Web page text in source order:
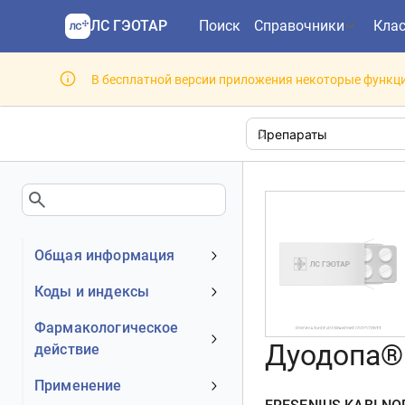
ЛС ГЭОТАР Поиск Справочники
В бесплатной версии приложения некоторые
Общая информация
Устаревшее наименование
Номер регистрационного
удостоверения РФ
Действующее вещество
Коды и индексы
АТХ код
МКБ-10 код
Фармакологическое
действие
Механизм действия
Применение